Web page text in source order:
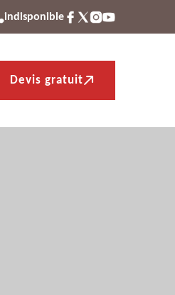
indisponible
Devis gratuit